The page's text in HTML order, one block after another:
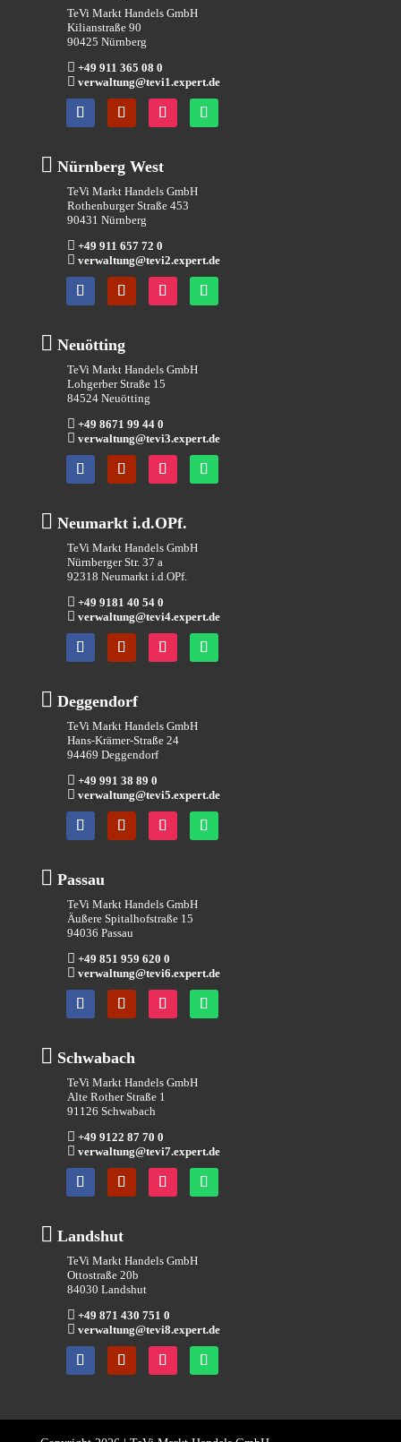
TeVi Markt Handels GmbH
Kilianstraße 90
90425 Nürnberg
 +49 911 365 08 0
 verwaltung@tevi1.expert.de
 Nürnberg West
TeVi Markt Handels GmbH
Rothenburger Straße 453
90431 Nürnberg
 +49 911 657 72 0
 verwaltung@tevi2.expert.de
 Neuötting
TeVi Markt Handels GmbH
Lohgerber Straße 15
84524 Neuötting
 +49 8671 99 44 0
 verwaltung@tevi3.expert.de
 Neumarkt i.d.OPf.
TeVi Markt Handels GmbH
Nürnberger Str. 37 a
92318 Neumarkt i.d.OPf.
 +49 9181 40 54 0
 verwaltung@tevi4.expert.de
 Deggendorf
TeVi Markt Handels GmbH
Hans-Krämer-Straße 24
94469 Deggendorf
 +49 991 38 89 0
 verwaltung@tevi5.expert.de
 Passau
TeVi Markt Handels GmbH
Äußere Spitalhofstraße 15
94036 Passau
 +49 851 959 620 0
 verwaltung@tevi6.expert.de
 Schwabach
TeVi Markt Handels GmbH
Alte Rother Straße 1
91126 Schwabach
 +49 9122 87 70 0
 verwaltung@tevi7.expert.de
 Landshut
TeVi Markt Handels GmbH
Ottostraße 20b
84030 Landshut
 +49 871 430 751 0
 verwaltung@tevi8.expert.de